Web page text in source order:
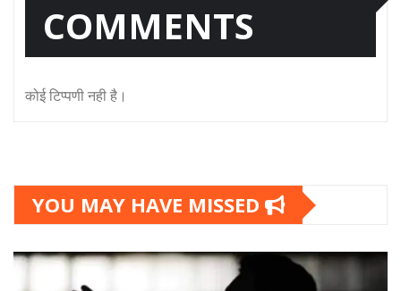
COMMENTS
कोई टिप्पणी नही है।
YOU MAY HAVE MISSED